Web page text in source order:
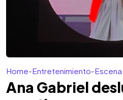
Home-Entretenimiento-Escena
Ana Gabriel